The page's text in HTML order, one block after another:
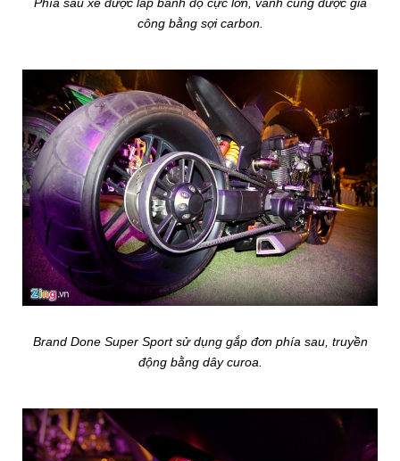
công bằng sợi carbon.
Brand Done Super Sport sử dụng gắp đơn phía sau, truyền
động bằng dây curoa.